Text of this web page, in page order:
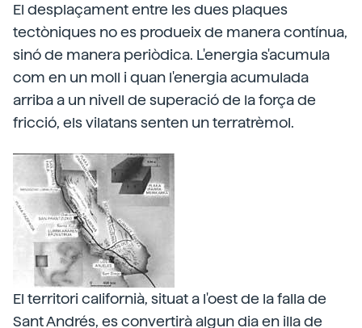
El desplaçament entre les dues plaques
tectòniques no es produeix de manera contínua,
sinó de manera periòdica. L'energia s'acumula
com en un moll i quan l'energia acumulada
arriba a un nivell de superació de la força de
fricció, els vilatans senten un terratrèmol.
El territori californià, situat a l'oest de la falla de
Sant Andrés, es convertirà algun dia en illa de